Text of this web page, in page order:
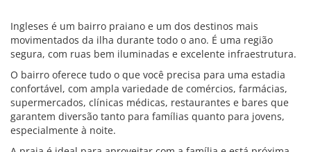
Ingleses é um bairro praiano e um dos destinos mais
movimentados da ilha durante todo o ano. É uma região
segura, com ruas bem iluminadas e excelente infraestrutura.
O bairro oferece tudo o que você precisa para uma estadia
confortável, com ampla variedade de comércios, farmácias,
supermercados, clínicas médicas, restaurantes e bares que
garantem diversão tanto para famílias quanto para jovens,
especialmente à noite.